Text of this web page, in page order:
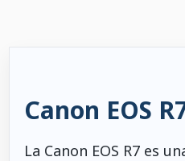
Canon EOS
La Canon EOS R7 es